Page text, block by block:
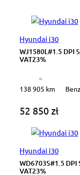
Hyundai i30
WJ1580L#1.5 DPI
VAT23%
138 905 km
52 850 zł
Hyundai i30
WD6703S#1.5 DPI
VAT23%